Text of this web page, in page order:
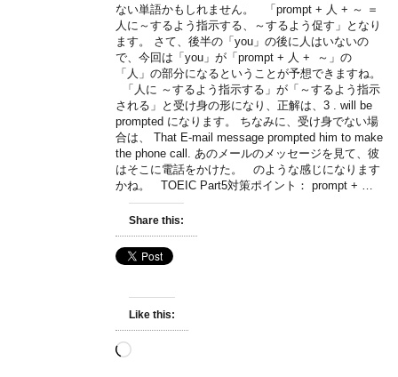
ない単語かもしれません。 「prompt + 人 + ～ ＝
人に～するよう指示する、～するよう促す」となり
ます。 さて、後半の「you」の後に人はいないの
で、今回は「you」が「prompt + 人 + ～」の
「人」の部分になるということが予想できますね。
「人に ～するよう指示する」が「～するよう指示
される」と受け身の形になり、正解は、3 . will be
prompted になります。 ちなみに、受け身でない場
合は、 That E-mail message prompted him to make
the phone call. あのメールのメッセージを見て、彼
はそこに電話をかけた。 のような感じになります
かね。 TOEIC Part5対策ポイント： prompt + …
Share this:
Like this:
Loading…